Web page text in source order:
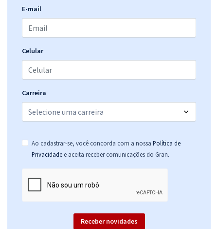
E-mail
Celular
Carreira
Ao cadastrar-se, você concorda com a nossa Política de
Privacidade e aceita receber comunicações do Gran.
Receber novidades